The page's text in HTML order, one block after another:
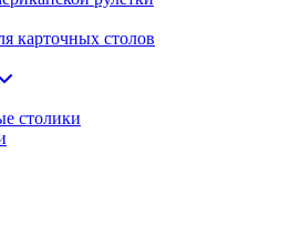
карточных столов
столики